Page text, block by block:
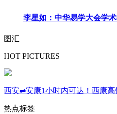
李星如：中华易学大会学
图汇
HOT PICTURES
西安⇌安康1小时内可达！西康
热点标签